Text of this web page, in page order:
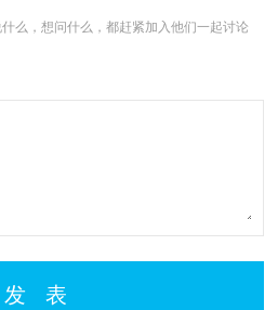
么，想问什么，都赶紧加入他们一起讨论
发 表